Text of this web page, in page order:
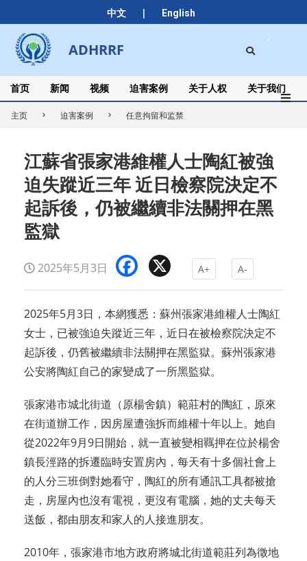
中文 | English
to
content
ADHRRF
Secondary
Navigation
Menu
首页 新闻 视频 迫害案例 关于人权 关于我们
主页 迫害案例 任意拘留和监禁
江蘇省張家港維權人士陶紅被強
迫失蹤近三年 近日檢察院決定不
起訴後，仍被繼續非法關押在黑
監獄
2025年5月3日 Facebook A+ A-
2025年5月3日，本網獲悉：蘇州張家港維權人士陶紅
女士，已被強迫失蹤近三年，近日在被檢察院決定不
起訴後，仍舊被繼續非法關押在黑監獄。蘇州張家港
公安將陶紅自己的家變成了一所黑監獄。
張家港市城北街道（原楊舍鎮）範莊村的陶紅，原來
在街道辦工作，因房屋遭強拆而維權十年以上。她自
從2022年9月9日開始，就一直被變相羈押在位於楊舍
鎮長涇路的拆遷臨時安置房內，每天有十多個社會上
的人分三班倒對她看守，陶紅的所有通訊工具都被搶
走，房屋內也沒有電視，更沒有電腦，她的丈夫每天
送飯，都由朋友和家人的人接進朋友。
2010年，張家港市地方政府將城北街道範莊列為徵地